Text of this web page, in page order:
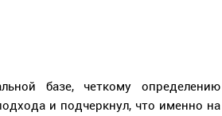
базе, четкому определению
и подчеркнул, что именно на